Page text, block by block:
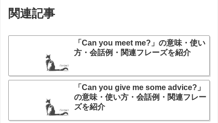
関連記事
「Can you meet me?」の意味・使い
方・会話例・関連フレーズを紹介
「Can you give me some advice?」
の意味・使い方・会話例・関連フレー
ズを紹介